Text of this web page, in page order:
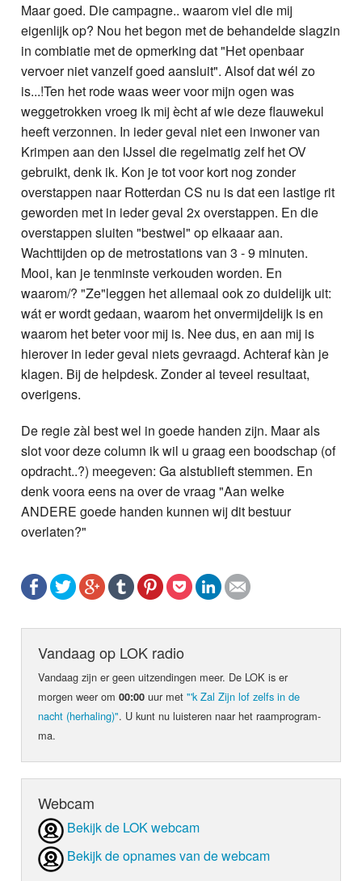
Maar goed. Die campagne.. waarom viel die mij
eigenlijk op? Nou het begon met de behandelde slagzin
in combiatie met de opmerking dat "Het openbaar
vervoer niet vanzelf goed aansluit". Alsof dat wél zo
is...!Ten het rode waas weer voor mijn ogen was
weggetrokken vroeg ik mij ècht af wie deze flauwekul
heeft verzonnen. In ieder geval niet een inwoner van
Krimpen aan den IJssel die regelmatig zelf het OV
gebruikt, denk ik. Kon je tot voor kort nog zonder
overstappen naar Rotterdan CS nu is dat een lastige rit
geworden met in ieder geval 2x overstappen. En die
overstappen sluiten "bestwel" op elkaaar aan.
Wachttijden op de metrostations van 3 - 9 minuten.
Mooi, kan je tenminste verkouden worden. En
waarom/? "Ze"leggen het allemaal ook zo duidelijk uit:
wát er wordt gedaan, waarom het onvermijdelijk is en
waarom het beter voor mij is. Nee dus, en aan mij is
hierover in ieder geval niets gevraagd. Achteraf kàn je
klagen. Bij de helpdesk. Zonder al teveel resultaat,
overigens.
De regie zàl best wel in goede handen zijn. Maar als
slot voor deze column ik wil u graag een boodschap (of
opdracht..?) meegeven: Ga alstublieft stemmen. En
denk voora eens na over de vraag "Aan welke
ANDERE goede handen kunnen wij dit bestuur
overlaten?"
Vandaag op LOK radio
Vandaag zijn er geen uit­zen­din­gen meer. De LOK is er
morgen weer om00:00 uur met"'k Zal Zijn lof zelfs in de
nacht (herhaling)". U kunt nu luis­teren naar het raam­pro­gram­
ma.
Webcam
Bekijk de LOK webcam
Bekijk de opnames van de webcam